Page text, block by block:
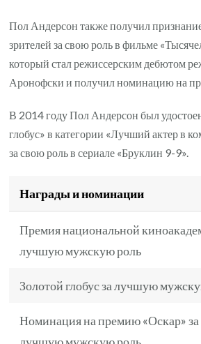
Пол Андерсон также получил
зрителей за свою роль в фильме
который стал режиссерским дебютом
Аронофски и получил номинацию на
В 2014 году Пол Андерсон был
глобус» в категории «Лучший актер в
за свою роль в сериале «Бруклин 9-9».
Награды и номинации
Премия национальной
лучшую мужскую роль
Золотой глобус за лучшую
Номинация на премию «Оскар» за